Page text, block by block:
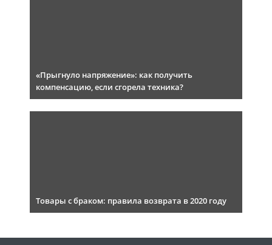
«Прыгнуло напряжение»: как получить
компенсацию, если сгорела техника?
Товары с браком: правила возврата в 2020 году